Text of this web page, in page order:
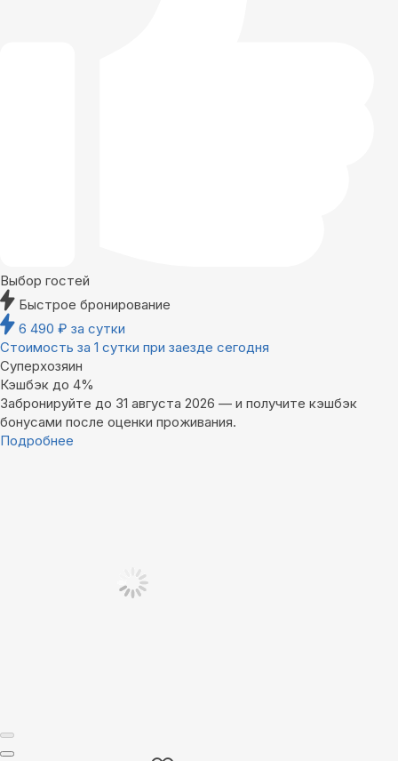
Выбор гостей
Быстрое бронирование
6 490 ₽ за сутки
Стоимость за 1 сутки при заезде сегодня
Суперхозяин
Кэшбэк до 4%
Забронируйте до 31 августа 2026 — и получите кэшбэк
бонусами после оценки проживания.
Подробнее